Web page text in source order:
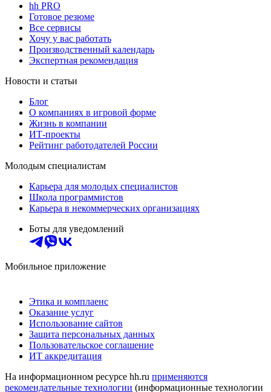
hh PRO
Готовое резюме
Все сервисы
Хочу у вас работать
Производственный календарь
Экспертная рекомендация
Новости и статьи
Блог
О компаниях в игровой форме
Жизнь в компании
ИТ-проекты
Рейтинг работодателей России
Молодым специалистам
Карьера для молодых специалистов
Школа программистов
Карьера в некоммерческих организациях
Боты для уведомлений
Мобильное приложение
Этика и комплаенс
Оказание услуг
Использование сайтов
Защита персональных данных
Пользовательское соглашение
ИТ аккредитация
На информационном ресурсе hh.ru применяются
рекомендательные технологии (информационные технологии